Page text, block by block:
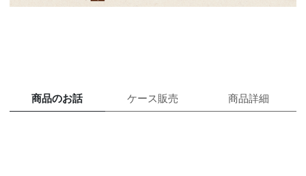
商品のお話 ケース販売 商品詳細